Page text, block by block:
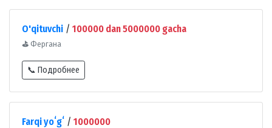
O'qituvchi / 100000 dan 5000000 gacha
⛳ Фергана
📞 Подробнее
Farqi yoʻgʻ / 1000000